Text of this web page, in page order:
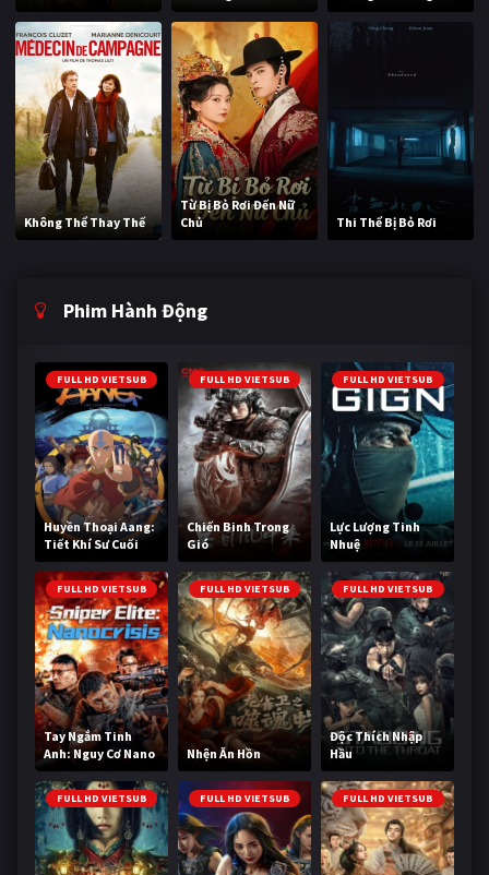
Không Thể Thay Thế
Từ Bị Bỏ Rơi Đến Nữ
Chủ
Thi Thể Bị Bỏ Rơi
Phim Hành Động
FULL HD VIETSUB
Huyền Thoại Aang:
Tiết Khí Sư Cuối
Cùng
FULL HD VIETSUB
Chiến Binh Trong
Gió
FULL HD VIETSUB
Lực Lượng Tinh
Nhuệ
FULL HD VIETSUB
Tay Ngắm Tinh
Anh: Nguy Cơ Nano
FULL HD VIETSUB
Nhện Ăn Hồn
FULL HD VIETSUB
Độc Thích Nhập
Hầu
FULL HD VIETSUB FULL HD VIETSUB FULL HD VIETSUB